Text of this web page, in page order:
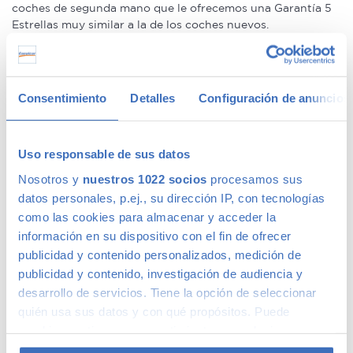
Consentimiento Detalles Configuración de anuncios
Uso responsable de sus datos
Nosotros y nuestros 1022 socios procesamos sus
datos personales, p.ej., su dirección IP, con tecnologías
como las cookies para almacenar y acceder la
información en su dispositivo con el fin de ofrecer
publicidad y contenido personalizados, medición de
publicidad y contenido, investigación de audiencia y
desarrollo de servicios. Tiene la opción de seleccionar
quién usa sus datos y con qué propósitos. Puede
momento desde la Declaración de cookies o clicando en
coches de segunda mano que le ofrecemos una Garantía 5
Estrellas muy similar a la de los coches nuevos.
Concesionario de ocasión multimarca
que mejor se adapte a tus necesidades, con la mejor
relación calidad-precio. O si lo prefieres, ven a vernos y te
aconsejamos.
Calidad Canalcar